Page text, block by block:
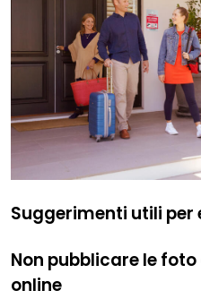
Suggerimenti utili
Non pubblicare le
online